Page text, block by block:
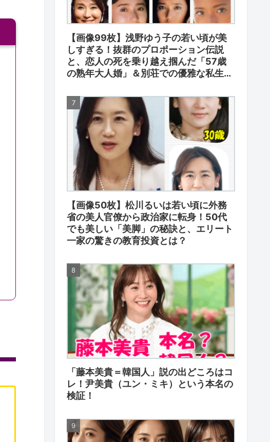
【画像99枚】浅野ゆう子の若い頃が美
しすぎる！抜群のプロポーション伝説
と、恋人の死を乗り越え掴んだ「57歳
の熟年大人婚」＆別荘での優雅な私生
【画像50枚】松川るいは若い頃に外務
省の美人官僚から政治家に転身！50代
でも美しい「美脚」の秘訣と、エリート
一家の驚きの教育投資とは？
「藤本美貴＝韓国人」説の出どころはコ
レ！尹美貴（ユン・ミキ）という本名の
検証！